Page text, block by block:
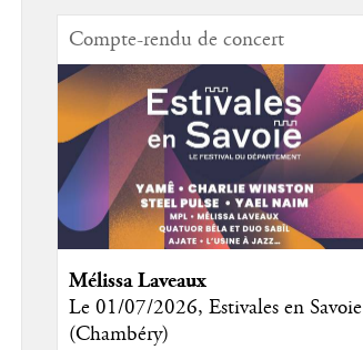
Compte-rendu de concert
Mélissa Laveaux
Le 01/07/2026, Estivales en Savoie
(Chambéry)